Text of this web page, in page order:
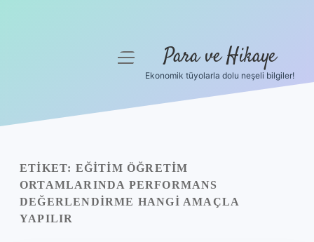
Yasal Uyarı
Hakkımızda
menüyü
Para ve Hikaye
Ekonomik tüyolarla dolu neşeli bilgiler!
ETIKET: EĞITIM ÖĞRETIM
ORTAMLARINDA PERFORMANS
DEĞERLENDIRME HANGI AMAÇLA
YAPILIR